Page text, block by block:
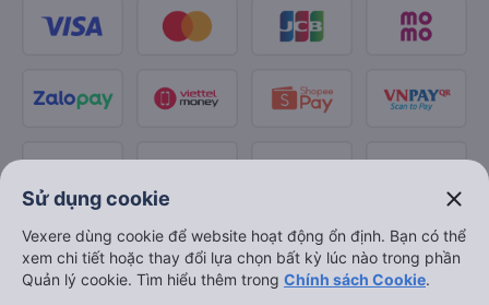
Sử dụng cookie close
Vexere dùng cookie để website hoạt động ổn định. Bạn có thể
xem chi tiết hoặc thay đổi lựa chọn bất kỳ lúc nào trong phần
Quản lý cookie. Tìm hiểu thêm trong Chính sách Cookie.